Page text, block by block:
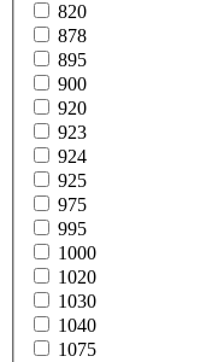
820
878
895
900
920
923
924
925
975
995
1000
1020
1030
1040
1075